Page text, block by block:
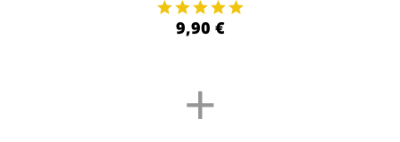
9,90 €
+